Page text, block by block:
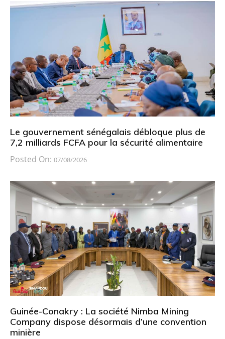
Le gouvernement sénégalais débloque plus de
7,2 milliards FCFA pour la sécurité alimentaire
Posted On: 07/08/2026
Guinée-Conakry : La société Nimba Mining
Company dispose désormais d’une convention
minière